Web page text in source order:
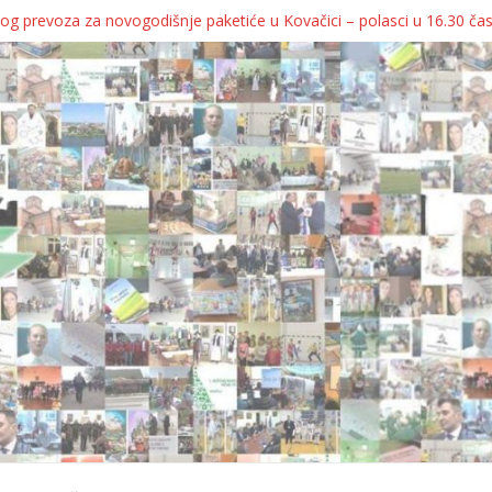
prevoza za novogodišnje paketiće u Kovačici – polasci u 16.30
KOLICA ZA 76 BEBA SA TERITORIJE OPŠTINE KOVAČICA
oborila rekord zatvorenih firmi!
telo
pa kukaju o „egzilu“